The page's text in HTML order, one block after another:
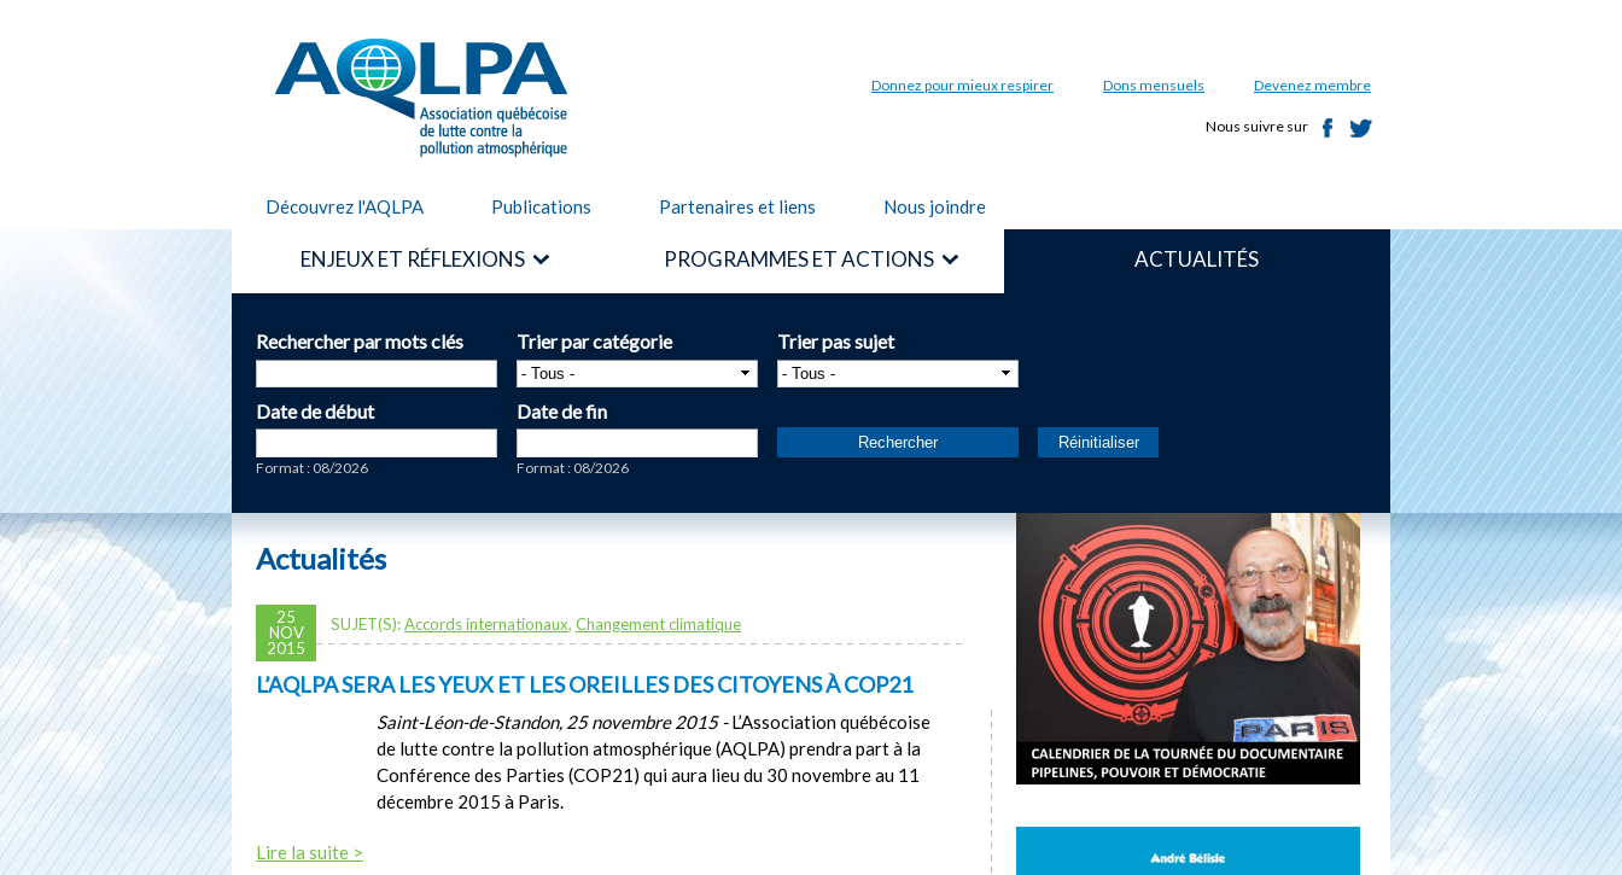
AQLPA Donnez pour mieux respirer Dons mensuels Devenez membre
Nous suivre sur
Découvrez l'AQLPA Publications Partenaires et liens Nous joindre
ENJEUX ET RÉFLEXIONS PROGRAMMES ET ACTIONS ACTUALITÉS
Rechercher par mots clés Trier par catégorie Trier pas sujet
Date de début
Format : 08/2026
Date de fin
Format : 08/2026
Actualités
25
NOV
2015
SUJET(S):Accords internationaux, Changement climatique
L’AQLPA SERA LES YEUX ET LES OREILLES DES CITOYENS À COP21
Saint-Léon-de-Standon, 25 novembre 2015 -L’Association québécoise
de lutte contre la pollution atmosphérique (AQLPA) prendra part à la
Conférence des Parties (COP21) qui aura lieu du 30 novembre au 11
décembre 2015 à Paris.
Lire la suite >